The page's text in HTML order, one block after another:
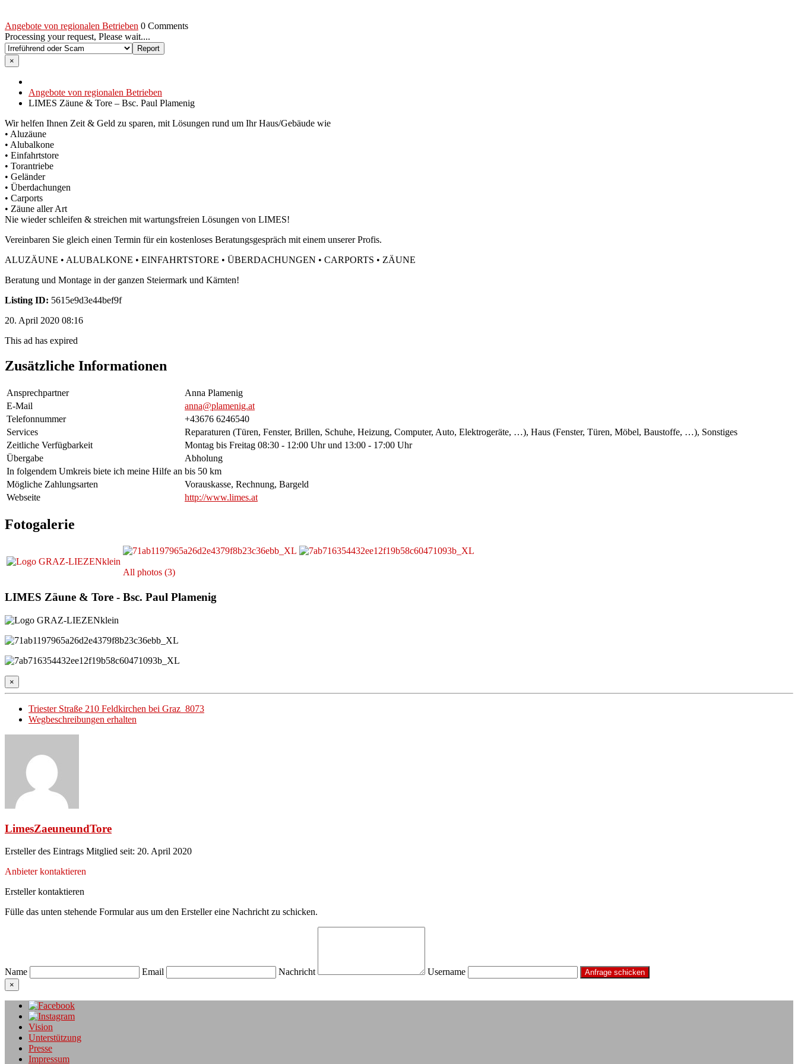
Angebote von regionalen Betrieben 0 Comments
Processing your request, Please wait....
×
Angebote von regionalen Betrieben
LIMES Zäune & Tore – Bsc. Paul Plamenig
Wir helfen Ihnen Zeit & Geld zu sparen, mit Lösungen rund um Ihr Haus/Gebäude wie
• Aluzäune
• Alubalkone
• Einfahrtstore
• Torantriebe
• Geländer
• Überdachungen
• Carports
• Zäune aller Art
Nie wieder schleifen & streichen mit wartungsfreien Lösungen von LIMES!
Vereinbaren Sie gleich einen Termin für ein kostenloses Beratungsgespräch mit einem unserer Profis.
ALUZÄUNE • ALUBALKONE • EINFAHRTSTORE • ÜBERDACHUNGEN • CARPORTS • ZÄUNE
Beratung und Montage in der ganzen Steiermark und Kärnten!
Listing ID: 5615e9d3e44bef9f
20. April 2020 08:16
This ad has expired
Zusätzliche Informationen
Ansprechpartner
Anna Plamenig
E-Mail
anna@plamenig.at
Telefonnummer
+43676 6246540
Services
Reparaturen (Türen, Fenster, Brillen, Schuhe, Heizung, Computer, Auto, Elektrogeräte, …), Haus (Fenster, Türen, Möbel, Baustoffe, …), Sonstiges
Zeitliche Verfügbarkeit
Montag bis Freitag 08:30 - 12:00 Uhr und 13:00 - 17:00 Uhr
Übergabe
Abholung
In folgendem Umkreis biete ich meine Hilfe an bis 50 km
Mögliche Zahlungsarten
Vorauskasse, Rechnung, Bargeld
Webseite
http://www.limes.at
Fotogalerie
All photos (3)
LIMES Zäune & Tore - Bsc. Paul Plamenig
×
Triester Straße 210 Feldkirchen bei Graz 8073
Wegbeschreibungen erhalten
LimesZaeuneundTore
Ersteller des Eintrags Mitglied seit: 20. April 2020
Anbieter kontaktieren
Ersteller kontaktieren
Fülle das unten stehende Formular aus um den Ersteller eine Nachricht zu schicken.
Name Email Nachricht Username
×
Vision
Unterstützung
Presse
Impressum